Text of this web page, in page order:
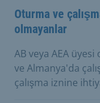
Oturma ve
olmayanlar
AB veya AEA
ve Almanya'da
çalışma iznine